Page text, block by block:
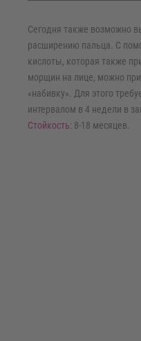
Сегодня также возможно
расширению пальца. С
кислоты, которая также
морщин на лице, можно
«набивку». Для этого
интервалом в 4 недели в
Стойкость: 8-18 месяцев.